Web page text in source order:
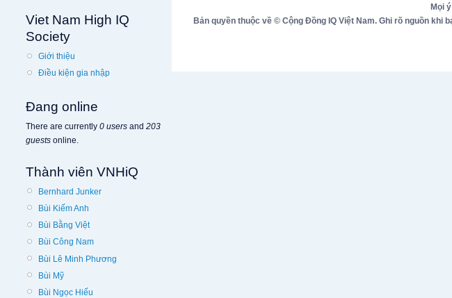
Viet Nam High IQ
Society
Giới thiệu
Điều kiện gia nhập
Đang online
There are currently 0 users and 203
guests online.
Thành viên VNHiQ
Bernhard Junker
Bùi Kiếm Anh
Bùi Bằng Việt
Bùi Công Nam
Bùi Lê Minh Phương
Bùi Mỹ
Bùi Ngọc Hiếu
Mọi
Bản quyền thuộc về © Cộng Đồng IQ Việt Nam. Ghi rõ nguồn khi